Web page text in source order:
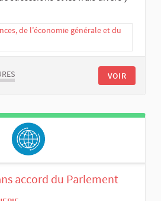
de l’économie générale et du
VOIR
accord du Parlement